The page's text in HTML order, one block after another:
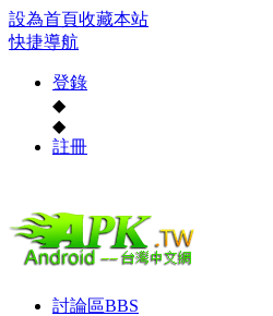
設為首頁收藏本站
快捷導航
登錄
◆
◆
註冊
討論區BBS